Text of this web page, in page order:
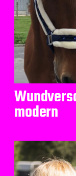
modern